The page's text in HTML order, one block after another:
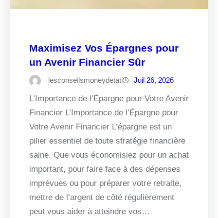
Maximisez Vos Épargnes pour
un Avenir Financier Sûr
lesconseilsmoneydetati Juil 26, 2026
L’Importance de l’Épargne pour Votre Avenir
Financier L’Importance de l’Épargne pour
Votre Avenir Financier L’épargne est un
pilier essentiel de toute stratégie financière
saine. Que vous économisiez pour un achat
important, pour faire face à des dépenses
imprévues ou pour préparer votre retraite,
mettre de l’argent de côté régulièrement
peut vous aider à atteindre vos…